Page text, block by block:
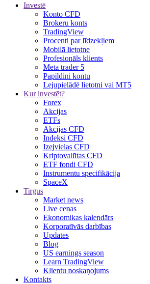
Investē
Konto CFD
Brokeru konts
TradingView
Procenti par līdzekļiem
Mobilā lietotne
Profesionāls klients
Meta trader 5
Papildini kontu
Lejupielādē lietotni vai MT5
Kur investēt?
Forex
Akcijas
ETFs
Akcijas CFD
Indeksi CFD
Izejvielas CFD
Kriptovalūtas CFD
ETF fondi CFD
Instrumentu specifikācija
SpaceX
Tirgus
Market news
Live cenas
Ekonomikas kalendārs
Korporatīvās darbības
Updates
Blog
US earnings season
Learn TradingView
Klientu noskaņojums
Kontakts